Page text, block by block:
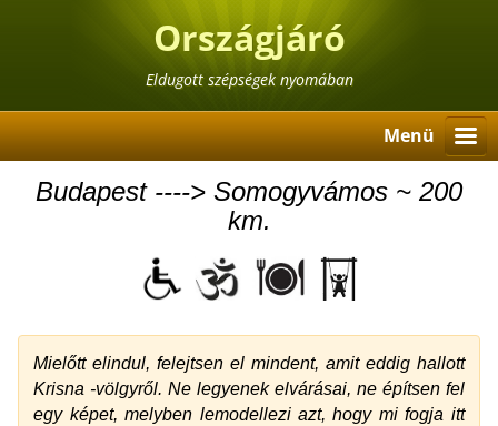
Országjáró
Eldugott szépségek nyomában
Menü
Budapest ----> Somogyvámos ~ 200
km.
Mielőtt elindul, felejtsen el mindent, amit eddig hallott
Krisna -völgyről. Ne legyenek elvárásai, ne építsen fel
egy képet, melyben lemodellezi azt, hogy mi fogja itt